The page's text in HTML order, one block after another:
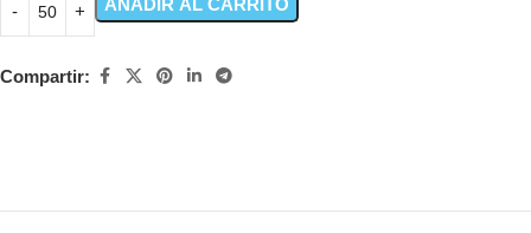
AÑADIR AL CARRITO
Compartir: